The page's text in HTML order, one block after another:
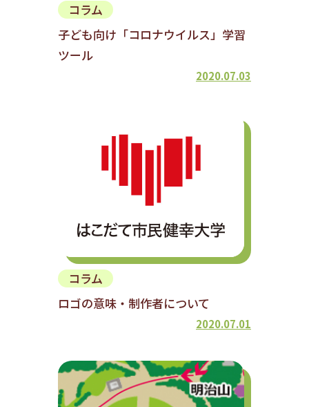
コラム
子ども向け「コロナウイルス」学習
ツール
2020.07.03
コラム
ロゴの意味・制作者について
2020.07.01